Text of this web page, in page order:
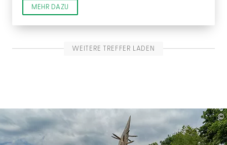
MEHR DAZU
WEITERE TREFFER LADEN
©